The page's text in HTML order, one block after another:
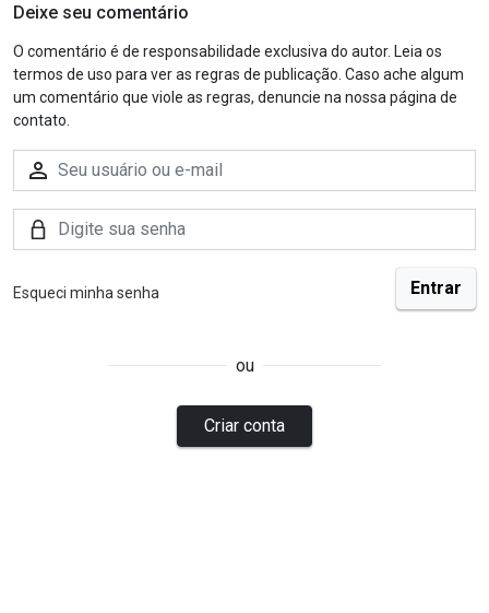
Deixe seu comentário
O comentário é de responsabilidade exclusiva do autor. Leia os
termos de uso para ver as regras de publicação. Caso ache algum
um comentário que viole as regras, denuncie na nossa página de
contato.
Esqueci minha senha
ou
Criar conta